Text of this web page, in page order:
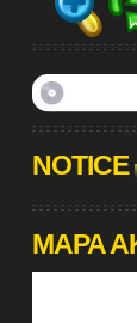
NOTICE
MAPA